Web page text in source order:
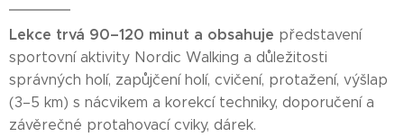
Lekce trvá 90–120 minut a obsahuje představení
sportovní aktivity Nordic Walking a důležitosti
správných holí, zapůjčení holí, cvičení, protažení, výšlap
(3–5 km) s nácvikem a korekcí techniky, doporučení a
závěrečné protahovací cviky, dárek.